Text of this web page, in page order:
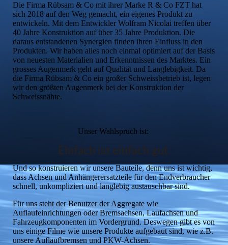
Die Firma Rübsam & Co mit ihrer Marke R & Co FZT hat
sich 2018 auf den Weg gemacht, ein eigenes Produkt zu
entwickeln. Mit dem Entwickler Wolfram Nicolai treffen über
40 Jahre Konstruktion auf über 35 Jahre Produktion. Die
daraus entstandenen Synergien finden ihren Einfluss in den
Produkten. Wir haben alles noch einmal optimiert auf der Basis
von neuesten Materialien und Erkenntnissen des Marktes. Ein
grosses Augenmerk geht auf Qualität und Langlebigkeit. Da
die Firma Rübsam & Co ein großer Schweissbetrieb ist, legen
wir den größten Augenmerk bei der Konstruktion der
Schweissnähte.
Unser Wahlspruch ist:
Einfach ist einfach gut
Und so konstruieren wir unsere Bauteile, denn uns ist wichtig,
dass Achsen und Anhängerersatzteile für den Endverbraucher
schnell, unkompliziert und langlebig austauschbar sind.
Für uns steht der Benutzer der Aggregate wie
Auflaufeinrichtungen oder Bremsachsen, Laufachsen und
Fahrzeugkomponenten im Vordergrund. Deswegen gibt es von
uns einige Filme wie unsere Produkte aufgebaut sind, wie z.B.
unsere Auflaufbremsen und PKW-Achsen.